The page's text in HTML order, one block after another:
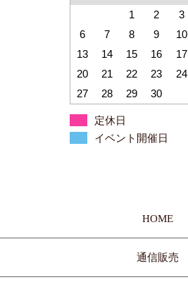
1
2 3
6
7 8 9 10
13
14 15 16 17
20
21 22 23 24
27
28 29 30
定休日
イベント開催日
HOME
通信販売